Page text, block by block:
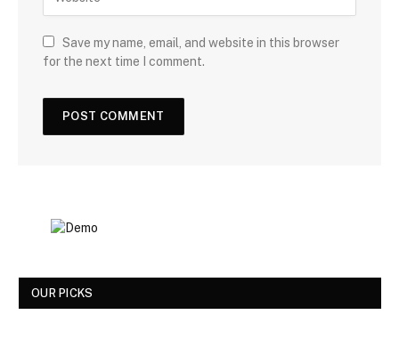
Save my name, email, and website in this browser
for the next time I comment.
OUR PICKS